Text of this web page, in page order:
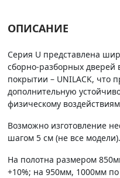
ОПИСАНИЕ
Серия U представлена
сборно-разборных
покрытии – UNILACK, что
дополнительную
физическому
Возможно изготовление
шагом 5 см (не все модели).
На полотна размером
+10%; на 950мм, 1000мм